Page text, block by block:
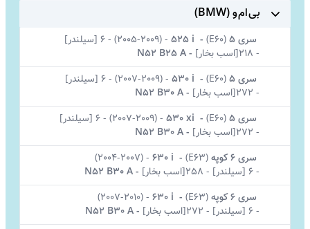
بی ام و (BMW)
سری 5 (
E60)
-
525 i
-
(2005-2009)
-6 [سیلندر]
- 218[اسب بخار] -
N52 B25 A
سری 5
(
E60)
-
530 i
-
(2007-2009)
-6 [سیلندر]
- 272[اسب بخار] -
N52 B30 A
سری 5
(
E60)
-
530 xi
-
(2007-2009)
-6 [سیلندر]
- 272[اسب بخار] -
N52 B30 A
سری 6 کوپه
(
E63)
-
630 i
-
(2004-2007)
-6 [سیلندر] - 258[اسب بخار] -
N52 B30 A
سری 6 کوپه
(
E63)
-
630 i
-
(2007-2010)
-6 [سیلندر] - 272[اسب بخار] -
N52 B30 A